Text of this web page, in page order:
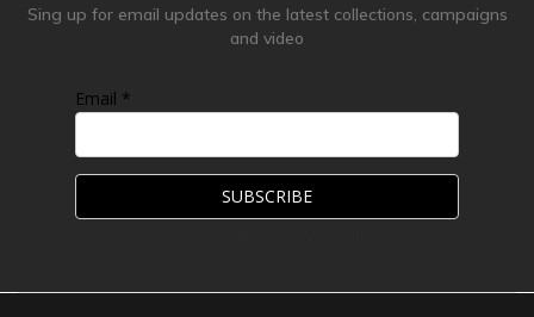
Sing up for email updates on the latest collections, campaigns
and video
Email *